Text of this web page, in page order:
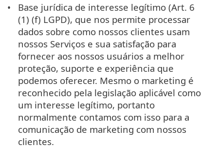
Base jurídica de interesse legítimo (Art. 6
(1) (f) LGPD), que nos permite processar
dados sobre como nossos clientes usam
nossos Serviços e sua satisfação para
fornecer aos nossos usuários a melhor
proteção, suporte e experiência que
podemos oferecer. Mesmo o marketing é
reconhecido pela legislação aplicável como
um interesse legítimo, portanto
normalmente contamos com isso para a
comunicação de marketing com nossos
clientes.